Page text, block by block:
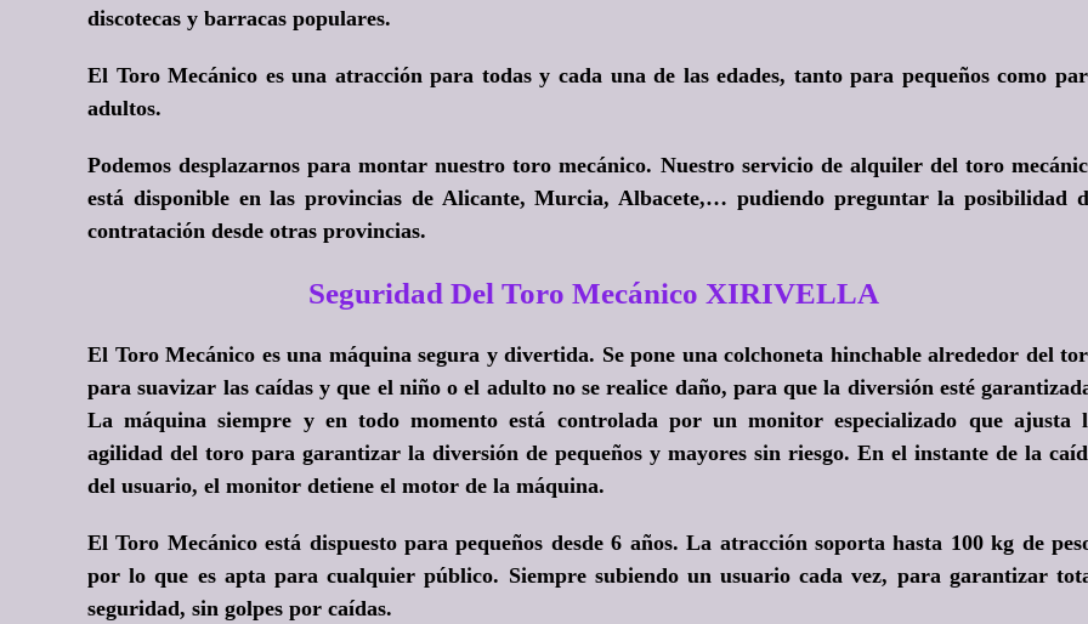
discotecas y barracas populares.
El Toro Mecánico es una atracción para todas y cada una de las edades, tanto para pequeños como
adultos.
Podemos desplazarnos para montar nuestro toro mecánico. Nuestro servicio de alquiler del toro
está disponible en las provincias de Alicante, Murcia, Albacete,… pudiendo preguntar la posibilidad
contratación desde otras provincias.
Seguridad Del Toro Mecánico XIRIVELLA
El Toro Mecánico es una máquina segura y divertida. Se pone una colchoneta hinchable alrededor del
para suavizar las caídas y que el niño o el adulto no se realice daño, para que la diversión esté
La máquina siempre y en todo momento está controlada por un monitor especializado que ajusta
agilidad del toro para garantizar la diversión de pequeños y mayores sin riesgo. En el instante de la
del usuario, el monitor detiene el motor de la máquina.
El Toro Mecánico está dispuesto para pequeños desde 6 años. La atracción soporta hasta 100 kg de
por lo que es apta para cualquier público. Siempre subiendo un usuario cada vez, para garantizar
seguridad, sin golpes por caídas.